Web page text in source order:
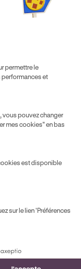
que vous
Générales de
permettre le
performances et
vous pouvez changer
mes cookies" en bas
est disponible
sur le lien 'Préférences